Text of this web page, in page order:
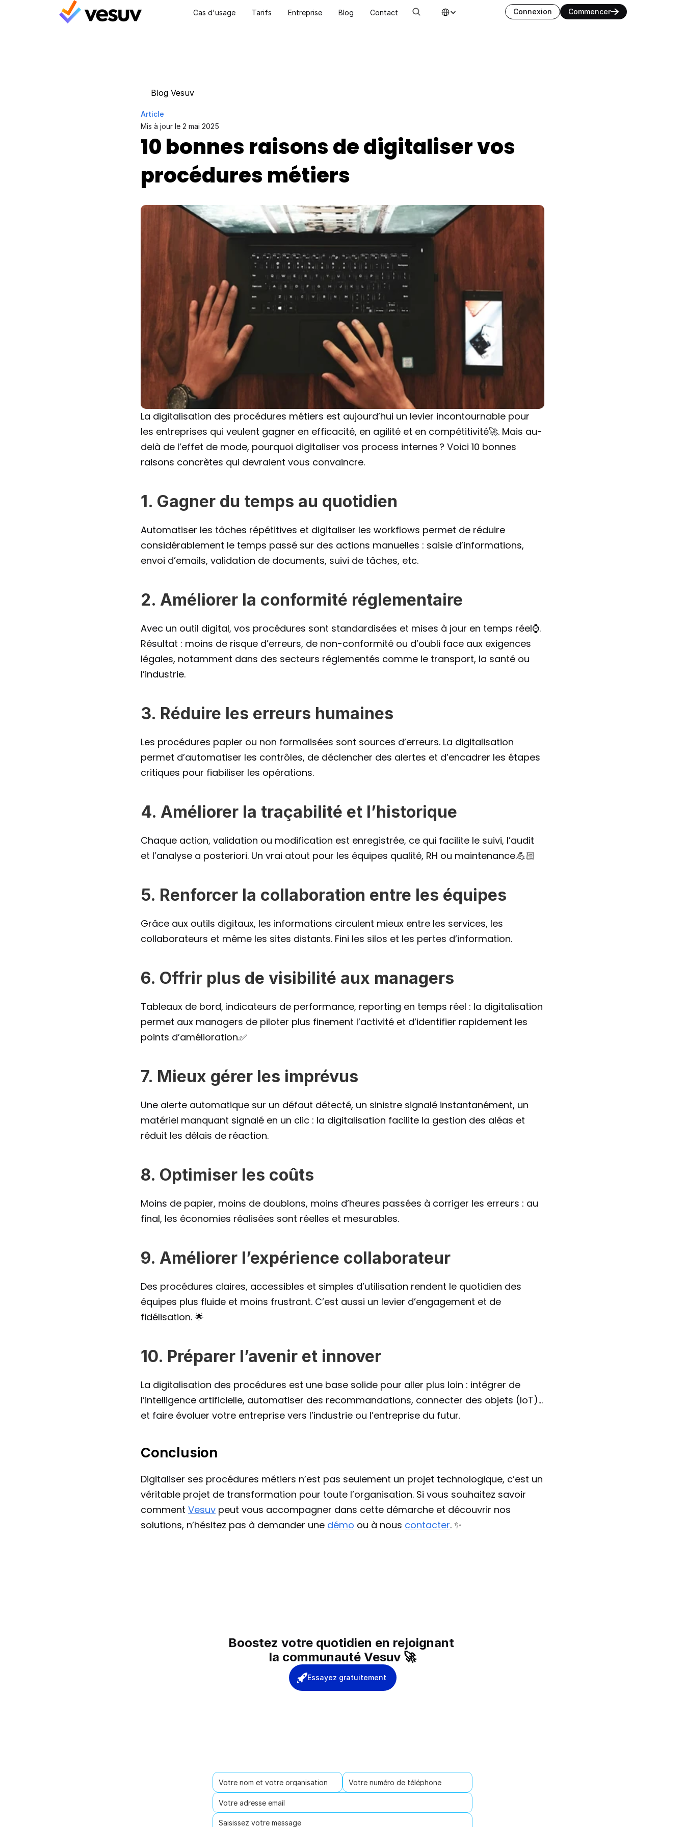
Cas d'usage Tarifs Entreprise Blog Contact Connexion Commencer
Blog Vesuv
Article
Mis à jour le 2 mai 2025
10 bonnes raisons de digitaliser vos
procédures métiers
La digitalisation des procédures métiers est aujourd’hui un levier incontournable pour
les entreprises qui veulent gagner en efficacité, en agilité et en compétitivité🚀. Mais au-
delà de l’effet de mode, pourquoi digitaliser vos process internes ? Voici 10 bonnes
raisons concrètes qui devraient vous convaincre.
1. Gagner du temps au quotidien
Automatiser les tâches répétitives et digitaliser les workflows permet de réduire
considérablement le temps passé sur des actions manuelles : saisie d’informations,
envoi d’emails, validation de documents, suivi de tâches, etc.
2. Améliorer la conformité réglementaire
Avec un outil digital, vos procédures sont standardisées et mises à jour en temps réel⌚️.
Résultat : moins de risque d’erreurs, de non-conformité ou d’oubli face aux exigences
légales, notamment dans des secteurs réglementés comme le transport, la santé ou
l’industrie.
3. Réduire les erreurs humaines
Les procédures papier ou non formalisées sont sources d’erreurs. La digitalisation
permet d’automatiser les contrôles, de déclencher des alertes et d’encadrer les étapes
critiques pour fiabiliser les opérations.
4. Améliorer la traçabilité et l’historique
Chaque action, validation ou modification est enregistrée, ce qui facilite le suivi, l’audit
et l’analyse a posteriori. Un vrai atout pour les équipes qualité, RH ou maintenance.💪🏻
5. Renforcer la collaboration entre les équipes
Grâce aux outils digitaux, les informations circulent mieux entre les services, les
collaborateurs et même les sites distants. Fini les silos et les pertes d’information.
6. Offrir plus de visibilité aux managers
Tableaux de bord, indicateurs de performance, reporting en temps réel : la digitalisation
permet aux managers de piloter plus finement l’activité et d’identifier rapidement les
points d’amélioration.✅
7. Mieux gérer les imprévus
Une alerte automatique sur un défaut détecté, un sinistre signalé instantanément, un
matériel manquant signalé en un clic : la digitalisation facilite la gestion des aléas et
réduit les délais de réaction.
8. Optimiser les coûts
Moins de papier, moins de doublons, moins d’heures passées à corriger les erreurs : au
final, les économies réalisées sont réelles et mesurables.
9. Améliorer l’expérience collaborateur
Des procédures claires, accessibles et simples d’utilisation rendent le quotidien des
équipes plus fluide et moins frustrant. C’est aussi un levier d’engagement et de
fidélisation. 🌟
10. Préparer l’avenir et innover
La digitalisation des procédures est une base solide pour aller plus loin : intégrer de
l’intelligence artificielle, automatiser des recommandations, connecter des objets (IoT)…
et faire évoluer votre entreprise vers l’industrie ou l’entreprise du futur.
Conclusion
Digitaliser ses procédures métiers n’est pas seulement un projet technologique, c’est un
véritable projet de transformation pour toute l’organisation. Si vous souhaitez savoir
comment Vesuv peut vous accompagner dans cette démarche et découvrir nos
solutions, n’hésitez pas à demander une démo ou à nous contacter. ✨
Boostez votre quotidien en rejoignant
la communauté Vesuv 🚀
Essayez gratuitement